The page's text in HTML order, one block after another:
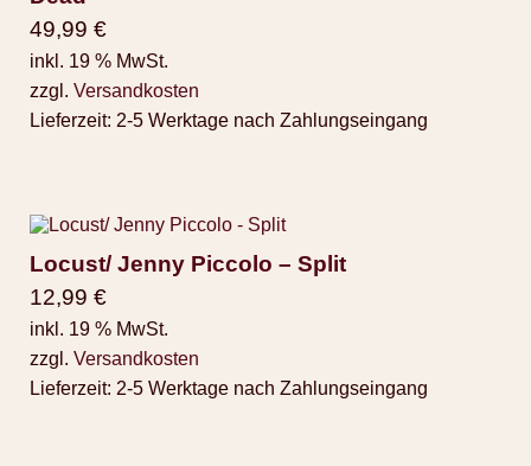
49,99 €
inkl. 19 % MwSt.
zzgl. Versandkosten
Lieferzeit: 2-5 Werktage nach Zahlungseingang
Locust/ Jenny Piccolo – Split
12,99 €
inkl. 19 % MwSt.
zzgl. Versandkosten
Lieferzeit: 2-5 Werktage nach Zahlungseingang